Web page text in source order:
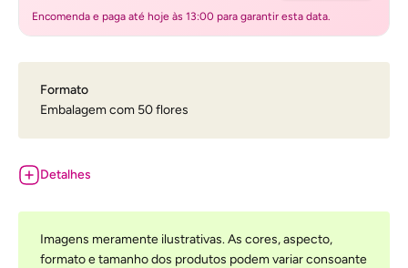
Encomenda e paga até hoje às 13:00 para garantir esta data.
Formato
Embalagem com 50 flores
Detalhes
Imagens meramente ilustrativas. As cores, aspecto,
formato e tamanho dos produtos podem variar consoante